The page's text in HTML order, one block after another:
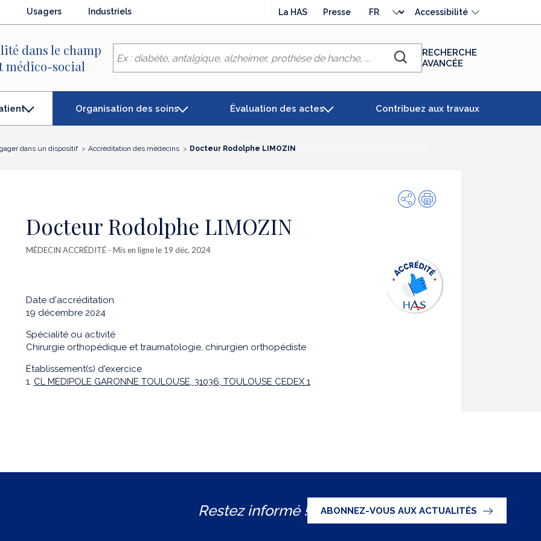
Usagers Industriels La HAS Presse
langue
Accessibilité
dans le champ
médico-social
Chercher
RECHERCHE
AVANCÉE
Organisation des soins Évaluation des actes Contribuez aux travaux
dans un dispositif Accréditation des médecins Docteur Rodolphe LIMOZIN
PartagerImpression
Docteur Rodolphe LIMOZIN
MÉDECIN ACCRÉDITÉ - Mis en ligne le 19 déc. 2024
Date d'accréditation
19 décembre 2024
Spécialité ou activité
Chirurgie orthopédique et traumatologie, chirurgien orthopédiste
Établissement(s) d'exercice
1. CL MEDIPOLE GARONNE TOULOUSE, 31036, TOULOUSE CEDEX 1
Restez informé ! ABONNEZ-VOUS AUX ACTUALITÉS